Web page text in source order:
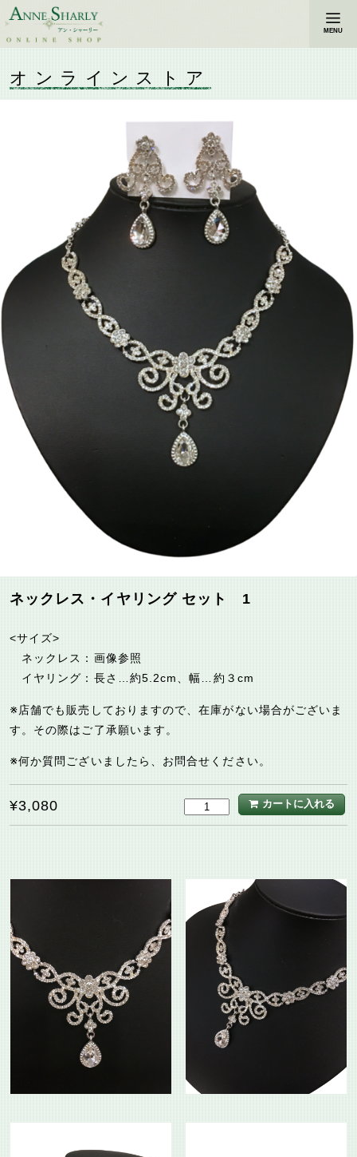
MENU
オンラインストア
ネックレス・イヤリング セット 1
<サイズ>
ネックレス：画像参照
イヤリング：長さ…約5.2cm、幅…約３cm
※店舗でも販売しておりますので、在庫がない場合がございま
す。その際はご了承願います。
※何か質問ございましたら、お問合せください。
¥3,080 カートに入れる